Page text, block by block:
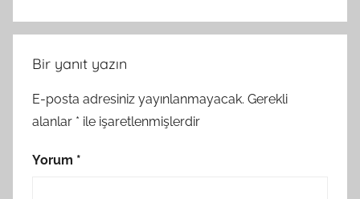
Bir yanıt yazın
E-posta adresiniz yayınlanmayacak. Gerekli
alanlar * ile işaretlenmişlerdir
Yorum *